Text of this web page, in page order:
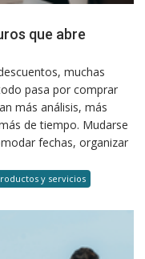
que abre
muchas
pasa por comprar
más análisis, más
de tiempo. Mudarse
fechas, organizar
y servicios